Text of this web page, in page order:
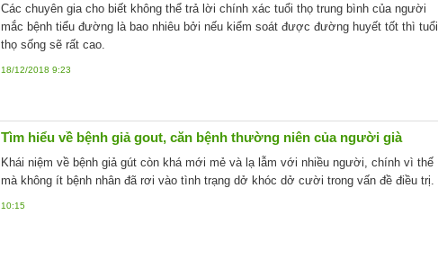
Các chuyên gia cho biết không thể trả lời chính xác tuổi thọ trung bình của người
mắc bệnh tiểu đường là bao nhiêu bởi nếu kiểm soát được đường huyết tốt thì tuổi
thọ sống sẽ rất cao.
18/12/2018 9:23
Tìm hiểu về bệnh giả gout, căn bệnh thường niên của người già
Khái niệm về bệnh giả gút còn khá mới mẻ và lạ lẫm với nhiều người, chính vì thế
mà không ít bệnh nhân đã rơi vào tình trạng dở khóc dở cười trong vấn đề điều trị.
10:15